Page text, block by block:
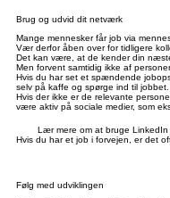
Brug og udvid dit netværk
Mange mennesker får job via
Vær derfor åben over for tidligere
Det kan være, at de kender din
Men forvent samtidig ikke af
Hvis du har set et spændende
selv på kaffe og spørge ind til
Hvis der ikke er de relevante
være aktiv på sociale medier, som
Lær mere om at bruge
Hvis du har et job i forvejen, er det
Følg med udviklingen